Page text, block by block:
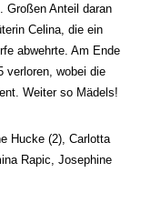
Großen Anteil daran
Celina, die ein
abwehrte. Am Ende
verloren, wobei die
Weiter so Mädels!
Hucke (2), Carlotta
Rapic, Josephine